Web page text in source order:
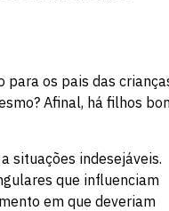
para os pais das
Afinal, há filhos
situações indesejáveis.
que influenciam
em que deveriam